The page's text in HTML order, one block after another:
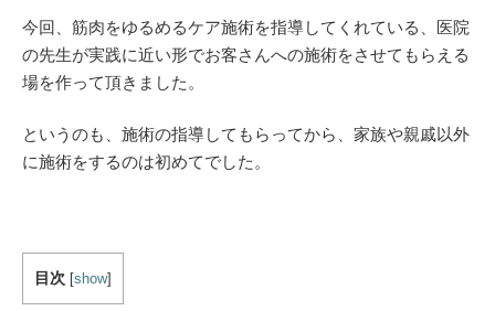
今回、筋肉をゆるめるケア施術を指導してくれている、医院
の先生が実践に近い形でお客さんへの施術をさせてもらえる
場を作って頂きました。
というのも、施術の指導してもらってから、家族や親戚以外
に施術をするのは初めてでした。
目次 [show]